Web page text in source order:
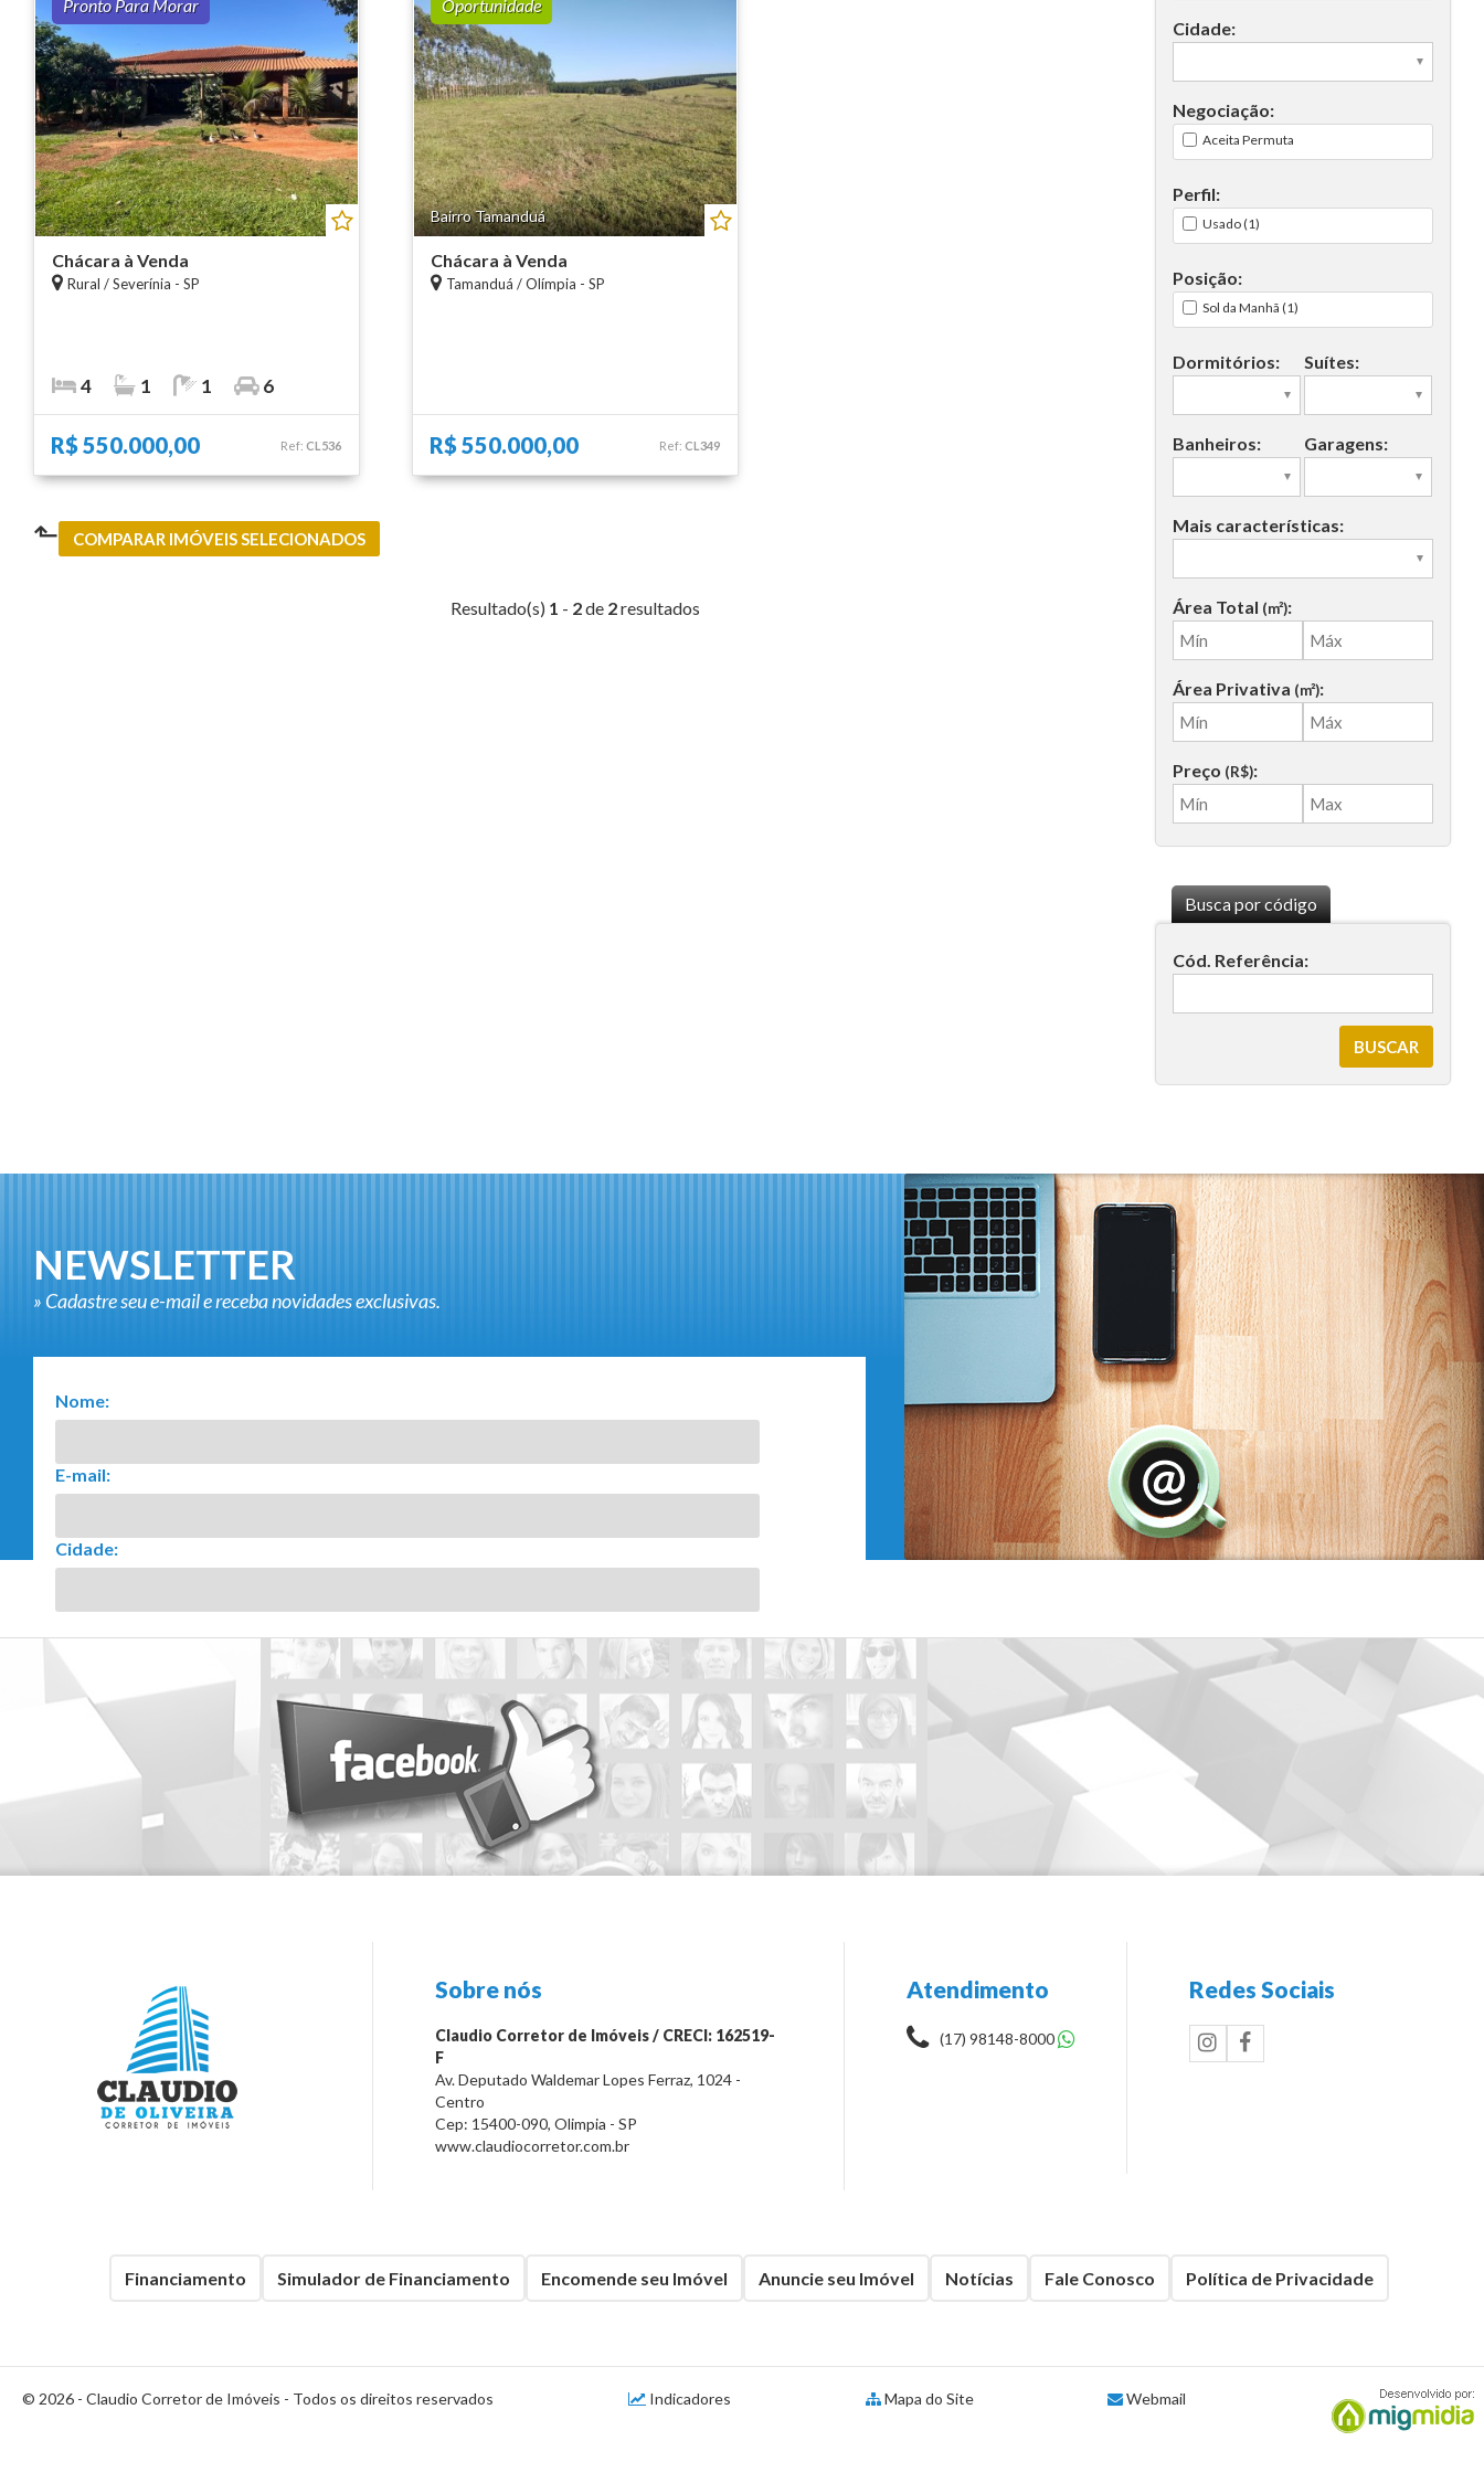
Pronto Para Morar
Chácara à Venda
Rural /Severínia - SP
Ref: CL536
R$ 550.000,00
4 1 1 6
Oportunidade
Bairro Tamanduá
Chácara à Venda
Tamanduá /Olímpia - SP
Ref: CL349
R$ 550.000,00
⬑ COMPARAR IMÓVEIS SELECIONADOS
Resultado(s) 1 - 2de 2resultados
Cidade:
Negociação:
Aceita Permuta
Perfil:
Usado (1)
Posição:
Sol da Manhã (1)
Dormitórios: Suítes:
Banheiros: Garagens:
Mais características:
Área Total (m²):
Área Privativa (m²):
Preço (R$):
Busca por código
Cód. Referência:
NEWSLETTER
» Cadastre seu e-mail e receba novidades exclusivas.
Nome:
E-mail:
Cidade:
Sobre nós
Claudio Corretor de Imóveis / CRECI: 162519-
F
Av. Deputado Waldemar Lopes Ferraz, 1024 -
Centro
Cep: 15400-090, Olimpia - SP
www.claudiocorretor.com.br
Atendimento
(17) 98148-8000
Redes Sociais
Financiamento Simulador de Financiamento Encomende seu Imóvel Anuncie seu Imóvel Notícias Fale Conosco Política de Privacidade
© 2026 - Claudio Corretor de Imóveis - Todos os direitos reservados Indicadores Mapa do Site Webmail